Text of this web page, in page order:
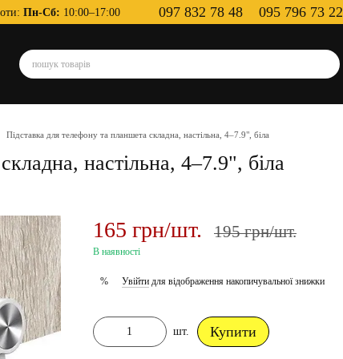
Пн-Сб: 10:00–17:00 097 832 78 48 095 796 73 22
Підставка для телефону та планшета складна, настільна, 4–7.9", біла
настільна, 4–7.9", біла
165 грн/шт. 195 грн/шт.
В наявності
% Увійтидля відображення накопичувальної знижки
шт. Купити